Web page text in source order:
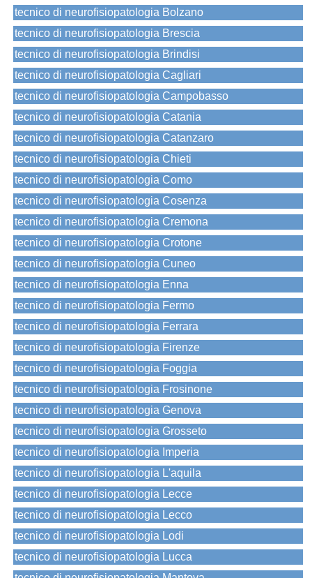
tecnico di neurofisiopatologia Bolzano
tecnico di neurofisiopatologia Brescia
tecnico di neurofisiopatologia Brindisi
tecnico di neurofisiopatologia Cagliari
tecnico di neurofisiopatologia Campobasso
tecnico di neurofisiopatologia Catania
tecnico di neurofisiopatologia Catanzaro
tecnico di neurofisiopatologia Chieti
tecnico di neurofisiopatologia Como
tecnico di neurofisiopatologia Cosenza
tecnico di neurofisiopatologia Cremona
tecnico di neurofisiopatologia Crotone
tecnico di neurofisiopatologia Cuneo
tecnico di neurofisiopatologia Enna
tecnico di neurofisiopatologia Fermo
tecnico di neurofisiopatologia Ferrara
tecnico di neurofisiopatologia Firenze
tecnico di neurofisiopatologia Foggia
tecnico di neurofisiopatologia Frosinone
tecnico di neurofisiopatologia Genova
tecnico di neurofisiopatologia Grosseto
tecnico di neurofisiopatologia Imperia
tecnico di neurofisiopatologia L'aquila
tecnico di neurofisiopatologia Lecce
tecnico di neurofisiopatologia Lecco
tecnico di neurofisiopatologia Lodi
tecnico di neurofisiopatologia Lucca